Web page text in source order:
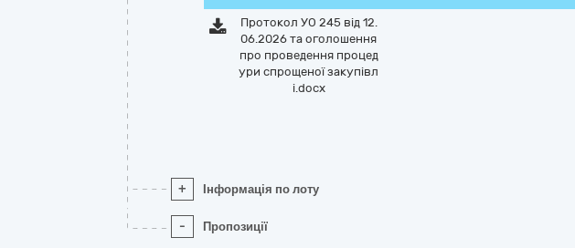
Протокол УО 245 від 12.
06.2026 та оголошення
про проведення процед
ури спрощеної закупівл
і.docx
+ Інформація по лоту
- Пропозиції